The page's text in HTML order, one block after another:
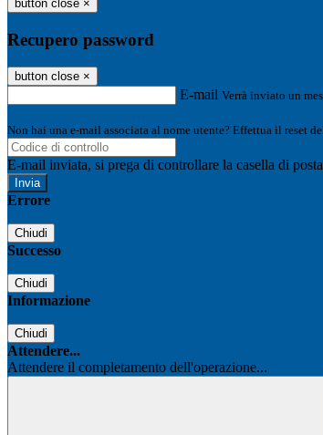
button close ×
Recupero password
button close ×
E-mail Verrà inviato un
Non hai una e-mail associata al nome utente? Effettua il reset
E-mail inviata, si prega di controllare la casella di
Errore
Chiudi
Successo
Chiudi
Informazione
Chiudi
Attendere...
Attendere il completamento dell'operazione...